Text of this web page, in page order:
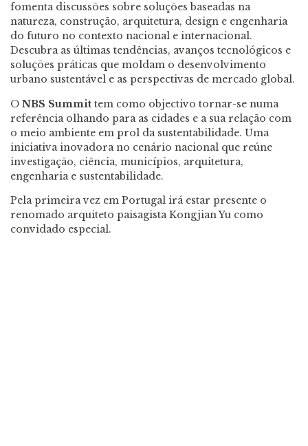
fomenta discussões sobre soluções baseadas na
natureza, construção, arquitetura, design e engenharia
do futuro no contexto nacional e internacional.
Descubra as últimas tendências, avanços tecnológicos e
soluções práticas que moldam o desenvolvimento
urbano sustentável e as perspectivas de mercado global.
O NBS Summit tem como objectivo tornar-se numa
referência olhando para as cidades e a sua relação com
o meio ambiente em prol da sustentabilidade. Uma
iniciativa inovadora no cenário nacional que reúne
investigação, ciência, municípios, arquitetura,
engenharia e sustentabilidade.
Pela primeira vez em Portugal irá estar presente o
renomado arquiteto paisagista Kongjian Yu como
convidado especial.